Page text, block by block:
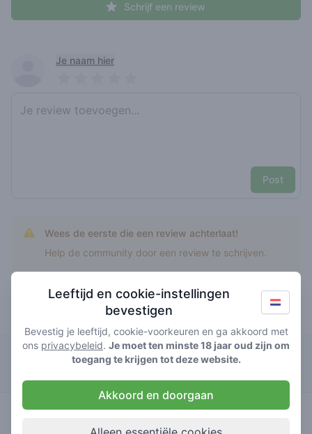
Schrijf een review
Recent reviews
Je naam hier
Post
Wees de eerste die een review achterlaat!
Help de community door een review te schrijven.
Top rated birkin runtz
Green Place Haarlemmerstraat
birkin
4/ 5 €€€€€
Leeftijd en cookie-instellingen
bevestigen
Bevestig je leeftijd, cookie-voorkeuren en ga akkoord met
ons privacybeleid. Je moet ten minste 18 jaar oud zijn om
toegang te krijgen tot deze website.
Akkoord en doorgaan